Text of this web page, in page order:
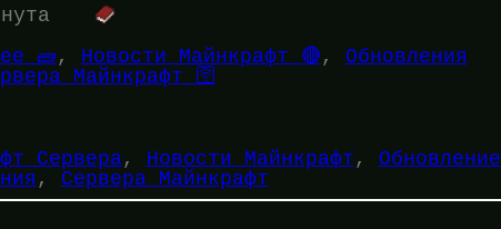
🧱 , Новости Майнкрафт 🔴 , Обновления
Майнкрафт 🛜
Сервера, Новости Майнкрафт , Обновление
, Сервера Майнкрафт